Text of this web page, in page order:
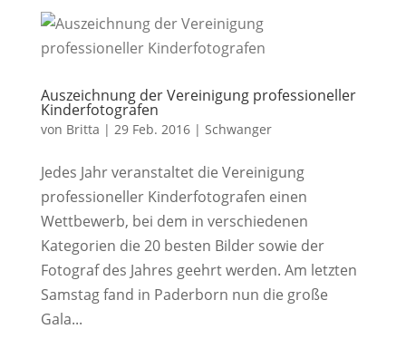
Auszeichnung der Vereinigung professioneller
Kinderfotografen
von Britta | 29 Feb. 2016| Schwanger
Jedes Jahr veranstaltet die Vereinigung
professioneller Kinderfotografen einen
Wettbewerb, bei dem in verschiedenen
Kategorien die 20 besten Bilder sowie der
Fotograf des Jahres geehrt werden. Am letzten
Samstag fand in Paderborn nun die große
Gala...